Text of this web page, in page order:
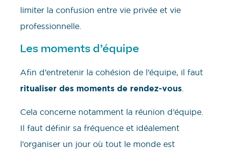
limiter la confusion entre vie privée et vie
professionnelle.
Les moments d’équipe
Afin d’entretenir la cohésion de l’équipe, il faut
ritualiser des moments de rendez-vous.
Cela concerne notamment la réunion d’équipe.
Il faut définir sa fréquence et idéalement
l’organiser un jour où tout le monde est